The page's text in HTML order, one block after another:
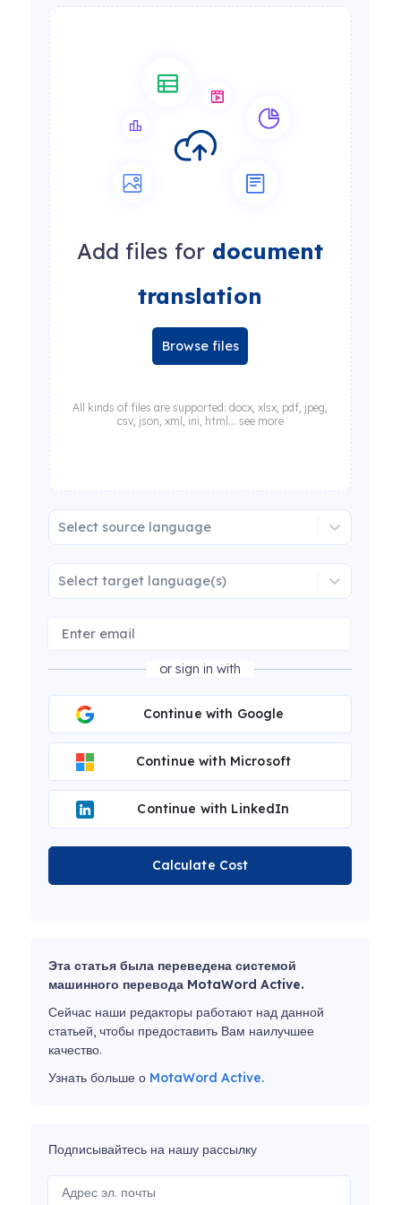
Add files for document
translation
Browse files
All kinds of files are supported: docx, xlsx, pdf, jpeg,
csv, json, xml, ini, html... see more
Select source language
Select target language(s)
or sign in with
Continue with Google
Continue with Microsoft
Continue with LinkedIn
Calculate Cost
Эта статья была переведена системой
машинного перевода MotaWord Active.
Сейчас наши редакторы работают над данной
статьей, чтобы предоставить Вам наилучшее
качество.
Узнать больше о MotaWord Active.
Подписывайтесь на нашу рассылку